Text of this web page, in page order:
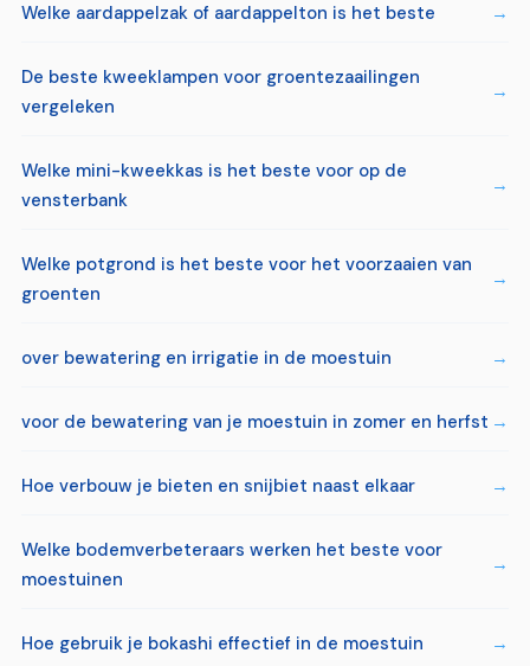
Welke aardappelzak of aardappelton is het beste
De beste kweeklampen voor groentezaailingen
vergeleken
Welke mini-kweekkas is het beste voor op de
vensterbank
Welke potgrond is het beste voor het voorzaaien van
groenten
over bewatering en irrigatie in de moestuin
voor de bewatering van je moestuin in zomer en herfst
Hoe verbouw je bieten en snijbiet naast elkaar
Welke bodemverbeteraars werken het beste voor
moestuinen
Hoe gebruik je bokashi effectief in de moestuin